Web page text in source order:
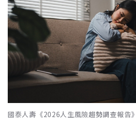
國泰人壽《2026人生風險趨勢調查報告